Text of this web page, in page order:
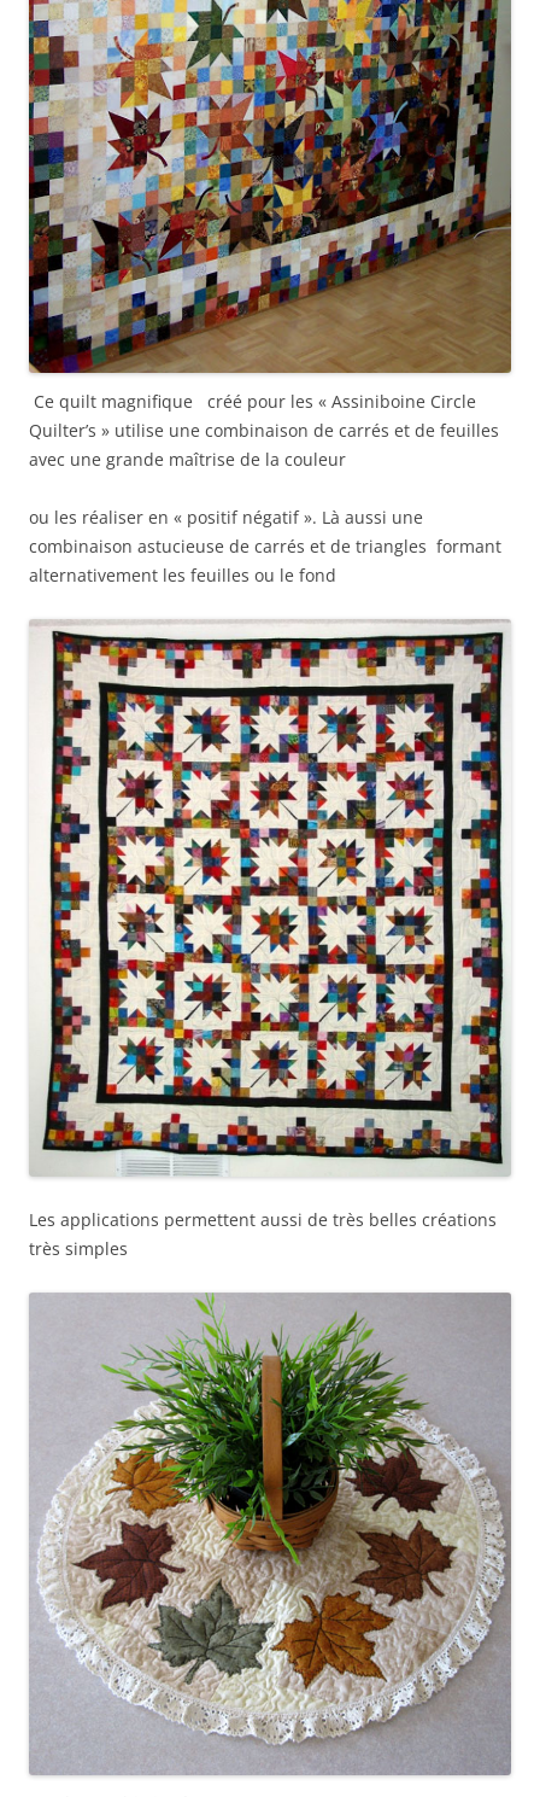
Ce quilt magnifique créé pour les « Assiniboine Circle
Quilter’s » utilise une combinaison de carrés et de feuilles
avec une grande maîtrise de la couleur
ou les réaliser en « positif négatif ». Là aussi une
combinaison astucieuse de carrés et de triangles formant
alternativement les feuilles ou le fond
Les applications permettent aussi de très belles créations
très simples